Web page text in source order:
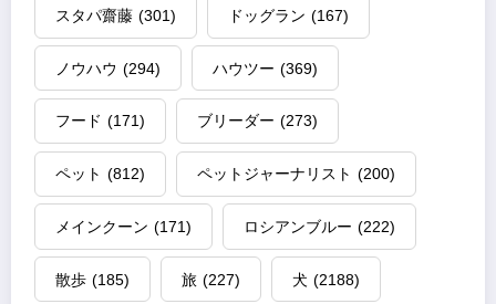
スタパ齋藤 (301) ドッグラン (167)
ノウハウ (294) ハウツー (369)
フード (171) ブリーダー (273)
ペット (812) ペットジャーナリスト (200)
メインクーン (171) ロシアンブルー (222)
散歩 (185) 旅 (227) 犬 (2188)